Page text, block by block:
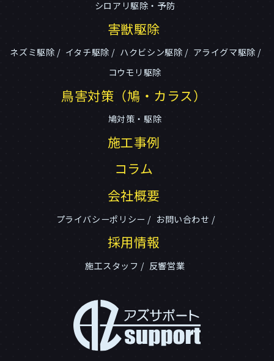
シロアリ駆除・予防
害獣駆除
ネズミ駆除 イタチ駆除 ハクビシン駆除
アライグマ駆除
コウモリ駆除
鳥害対策（鳩・カラス）
鳩対策・駆除
施工事例
コラム
会社概要
プライバシーポリシー お問い合わせ
採用情報
施工スタッフ 反響営業